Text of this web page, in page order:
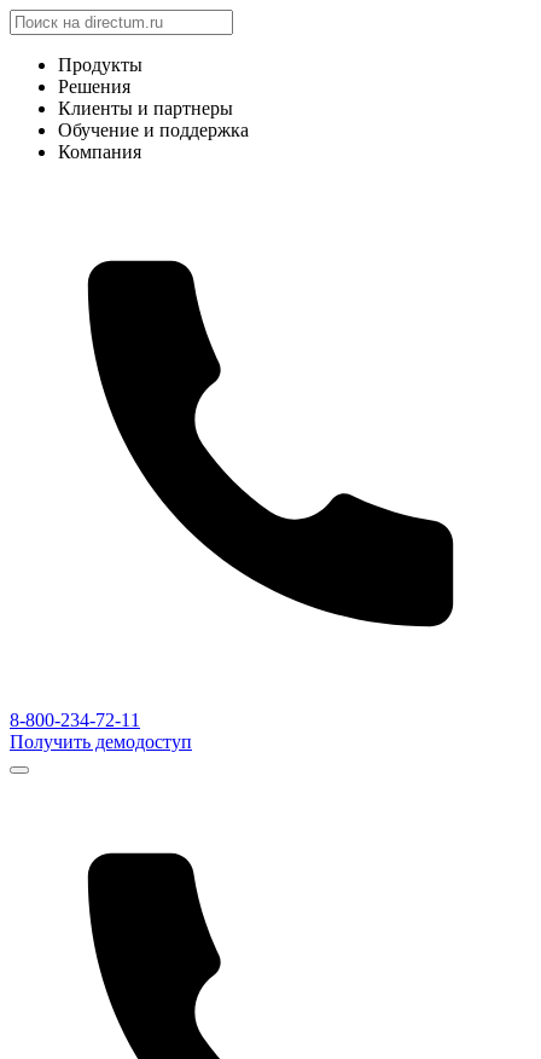
Продукты
Решения
Клиенты и партнеры
Обучение и поддержка
Компания
8-800-234-72-11
Получить демодоступ